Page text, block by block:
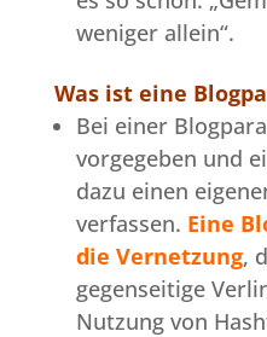
weniger allein“.
Was ist eine
Bei einer
vorgegeben und
dazu einen
verfassen. Eine
die Vernetzung,
gegenseitige
Nutzung von